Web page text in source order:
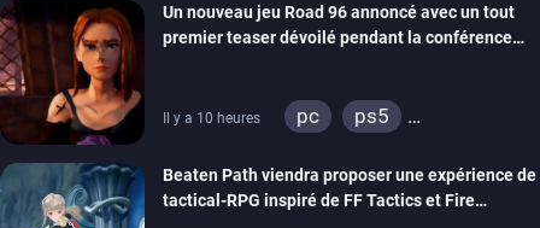
stadia
ps4
xbox one
switch 2
Un nouveau jeu Road 96 annoncé avec un tout
premier teaser dévoilé pendant la conférence
Il y a 10 heures pc
ps5
stadia
ps4
xbox one
Beaten Path viendra proposer une expérience de
tactical-RPG inspiré de FF Tactics et Fire